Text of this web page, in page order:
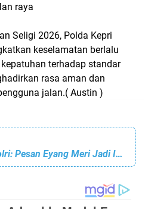
raya
Seligi 2026, Polda Kepri
keselamatan berlalu
terhadap standar
rasa aman dan
jalan.( Austin )
Hadiri Pemakaman, Kapolri: Pesan Eyang Meri Jadi Inspirasi dan Semangat Keluarga Besar Polri